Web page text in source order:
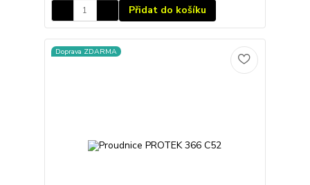
Přidat do košíku
Doprava ZDARMA